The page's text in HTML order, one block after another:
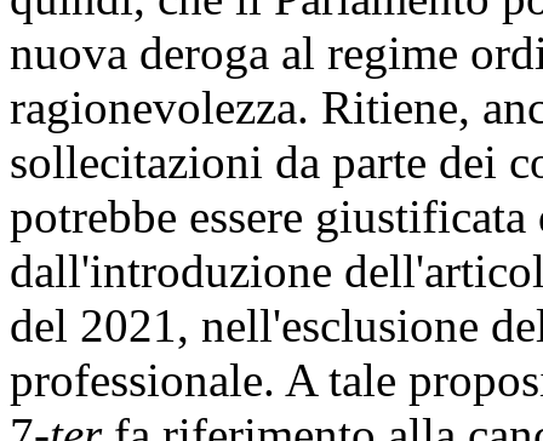
nuova deroga al regime
ragionevolezza. Ritiene,
sollecitazioni da parte dei
potrebbe essere
dall'introduzione
del 2021, nell'esclusione
professionale. A tale